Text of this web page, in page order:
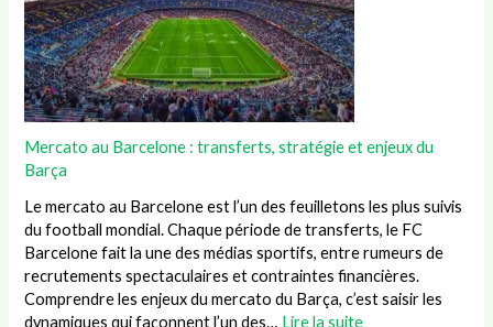
Mercato au Barcelone : transferts, stratégie et enjeux du
Barça
Le mercato au Barcelone est l’un des feuilletons les plus suivis
du football mondial. Chaque période de transferts, le FC
Barcelone fait la une des médias sportifs, entre rumeurs de
recrutements spectaculaires et contraintes financières.
Comprendre les enjeux du mercato du Barça, c’est saisir les
dynamiques qui façonnent l’un des… Lire la suite